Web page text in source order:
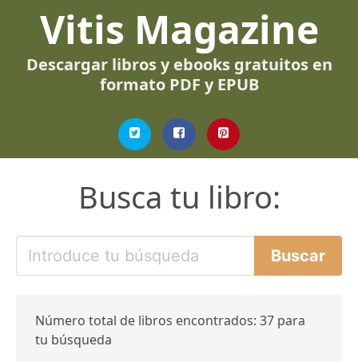
Vitis Magazine
Descargar libros y ebooks gratuitos en
formato PDF y EPUB
Busca tu libro:
Número total de libros encontrados: 37 para
tu búsqueda